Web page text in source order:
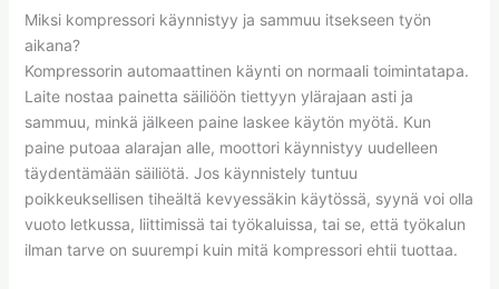
Miksi kompressori käynnistyy ja sammuu itsekseen työn
aikana?
Kompressorin automaattinen käynti on normaali toimintatapa.
Laite nostaa painetta säiliöön tiettyyn ylärajaan asti ja
sammuu, minkä jälkeen paine laskee käytön myötä. Kun
paine putoaa alarajan alle, moottori käynnistyy uudelleen
täydentämään säiliötä. Jos käynnistely tuntuu
poikkeuksellisen tiheältä kevyessäkin käytössä, syynä voi olla
vuoto letkussa, liittimissä tai työkaluissa, tai se, että työkalun
ilman tarve on suurempi kuin mitä kompressori ehtii tuottaa.